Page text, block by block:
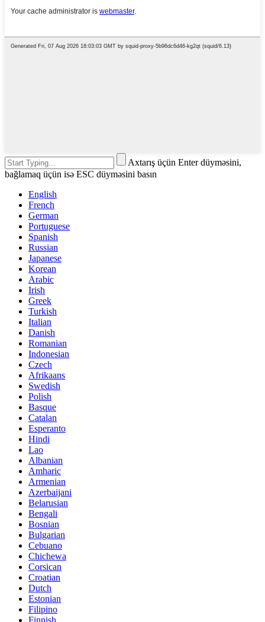
Axtarış üçün Enter düyməsini,
bağlamaq üçün isə ESC düyməsini basın
English
French
German
Portuguese
Spanish
Russian
Japanese
Korean
Arabic
Irish
Greek
Turkish
Italian
Danish
Romanian
Indonesian
Czech
Afrikaans
Swedish
Polish
Basque
Catalan
Esperanto
Hindi
Lao
Albanian
Amharic
Armenian
Azerbaijani
Belarusian
Bengali
Bosnian
Bulgarian
Cebuano
Chichewa
Corsican
Croatian
Dutch
Estonian
Filipino